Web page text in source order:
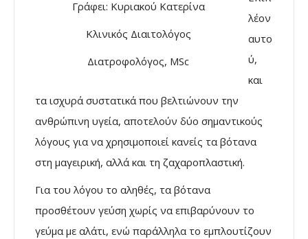
Γράφει: Κυριακού Κατερίνα
Κλινικός Διαιτολόγος
Διατροφολόγος, MSc
λέον
αυτο
ύ,
και
τα ισχυρά συστατικά που βελτιώνουν την
ανθρώπινη υγεία, αποτελούν δύο σημαντικούς
λόγους για να χρησιμοποιεί κανείς τα βότανα
στη μαγειρική, αλλά και τη ζαχαροπλαστική.
Για του λόγου το αληθές, τα βότανα
προσθέτουν γεύση χωρίς να επιβαρύνουν το
γεύμα με αλάτι, ενώ παράλληλα το εμπλουτίζουν